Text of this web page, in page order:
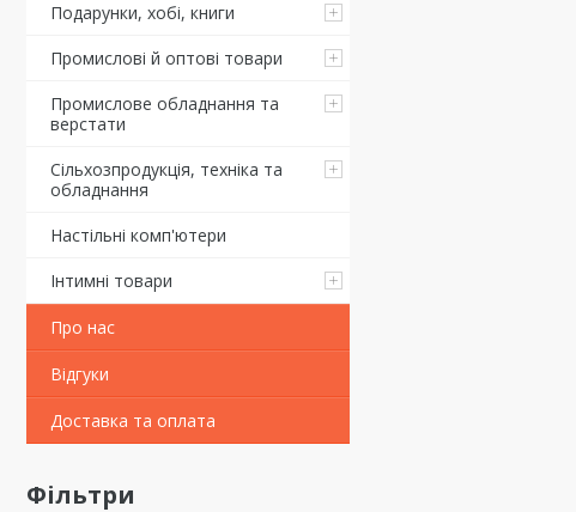
Подарунки, хобі, книги
Промислові й оптові товари
Промислове обладнання та
верстати
Сільхозпродукція, техніка та
обладнання
Настільні комп'ютери
Інтимні товари
Про нас
Відгуки
Доставка та оплата
Фільтри